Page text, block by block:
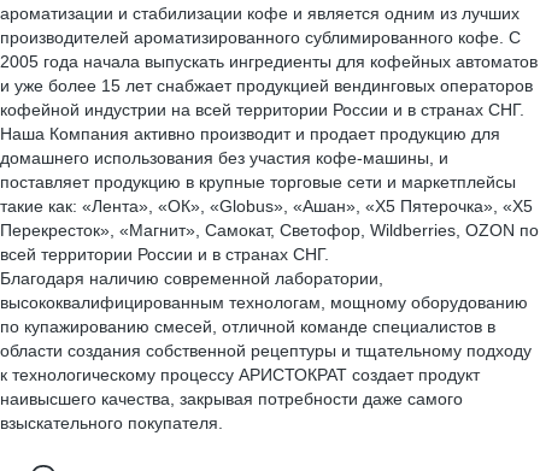
ароматизации и стабилизации кофе и является одним из лучших
производителей ароматизированного сублимированного кофе. C
2005 года начала выпускать ингредиенты для кофейных автоматов
и уже более 15 лет снабжает продукцией вендинговых операторов
кофейной индустрии на всей территории России и в странах СНГ.
Наша Компания активно производит и продает продукцию для
домашнего использования без участия кофе-машины, и
поставляет продукцию в крупные торговые сети и маркетплейсы
такие как: «Лента», «ОК», «Globus», «Ашан», «X5 Пятерочка», «X5
Перекресток», «Магнит», Самокат, Светофор, Wildberries, OZON по
всей территории России и в странах СНГ.
Благодаря наличию современной лаборатории,
высококвалифицированным технологам, мощному оборудованию
по купажированию смесей, отличной команде специалистов в
области создания собственной рецептуры и тщательному подходу
к технологическому процессу АРИСТОКРАТ создает продукт
наивысшего качества, закрывая потребности даже самого
взыскательного покупателя.